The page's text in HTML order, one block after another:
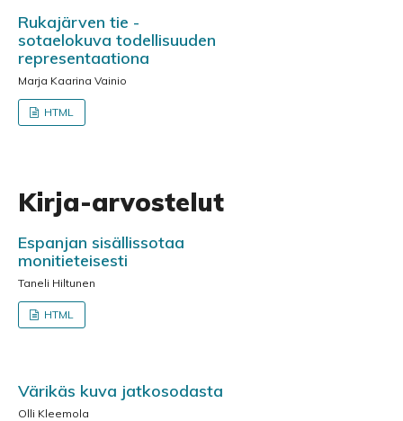
Rukajärven tie -
sotaelokuva todellisuuden
representaationa
Marja Kaarina Vainio
HTML
Kirja-arvostelut
Espanjan sisällissotaa
monitieteisesti
Taneli Hiltunen
HTML
Värikäs kuva jatkosodasta
Olli Kleemola